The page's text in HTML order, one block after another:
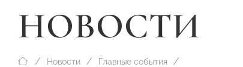
НОВОСТИ
Новости Главные события